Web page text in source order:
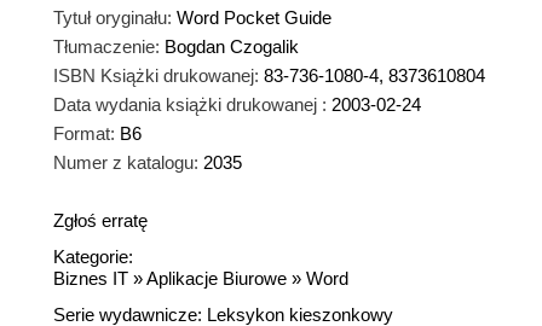
Tytuł oryginału: Word Pocket Guide
Tłumaczenie: Bogdan Czogalik
ISBN Książki drukowanej: 83-736-1080-4, 8373610804
Data wydania książki drukowanej : 2003-02-24
Format: B6
Numer z katalogu: 2035
Zgłoś erratę
Kategorie:
Biznes IT »Aplikacje Biurowe » Word
Serie wydawnicze: Leksykon kieszonkowy